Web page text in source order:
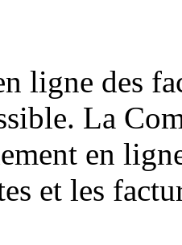
ligne des
La
en
et les